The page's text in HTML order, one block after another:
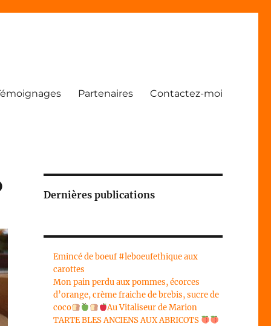
Partenaires Contactez-moi
Dernières publications
Emincé de boeuf #leboeufethique aux
carottes
Mon pain perdu aux pommes, écorces
d’orange, crème fraiche de brebis, sucre de
coco
Au Vitaliseur de Marion
TARTE BLES ANCIENS AUX ABRICOTS